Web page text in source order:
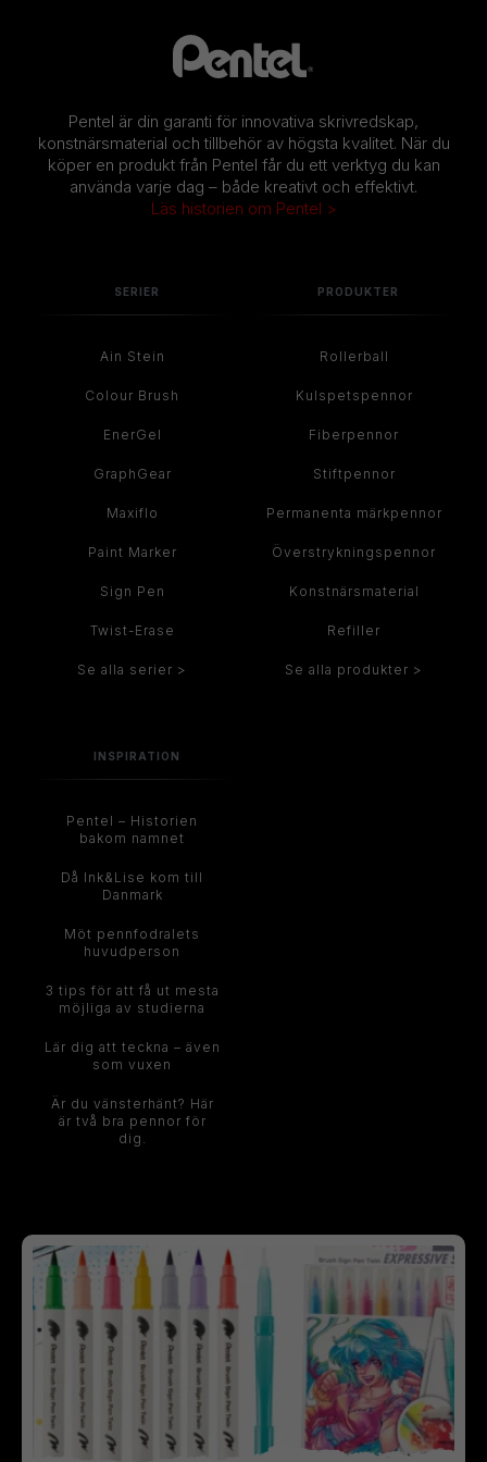
Pentel är din garanti för innovativa skrivredskap,
konstnärsmaterial och tillbehör av högsta kvalitet. När du
köper en produkt från Pentel får du ett verktyg du kan
använda varje dag – både kreativt och effektivt.
Läs historien om Pentel >
SERIER
Ain Stein
Colour Brush
EnerGel
GraphGear
Maxiflo
Paint Marker
Sign Pen
Twist-Erase
Se alla serier >
PRODUKTER
Rollerball
Kulspetspennor
Fiberpennor
Stiftpennor
Permanenta märkpennor
Överstrykningspennor
Konstnärsmaterial
Refiller
Se alla produkter >
INSPIRATION
Pentel – Historien
bakom namnet
Då Ink&Lise kom till
Danmark
Möt pennfodralets
huvudperson
3 tips för att få ut mesta
möjliga av studierna
Lär dig att teckna – även
som vuxen
Är du vänsterhänt? Här
är två bra pennor för
dig.